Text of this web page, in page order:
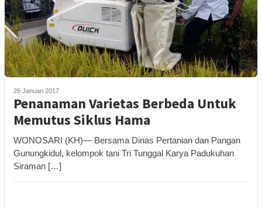
26 Januari 2017
Penanaman Varietas Berbeda Untuk
Memutus Siklus Hama
WONOSARI (KH)— Bersama Dinas Pertanian dan Pangan
Gunungkidul, kelompok tani Tri Tunggal Karya Padukuhan
Siraman […]